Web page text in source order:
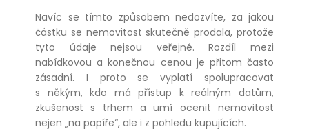
Navíc se tímto způsobem nedozvíte, za jakou
částku se nemovitost skutečně prodala, protože
tyto údaje nejsou veřejné. Rozdíl mezi
nabídkovou a konečnou cenou je přitom často
zásadní. I proto se vyplatí spolupracovat
s někým, kdo má přístup k reálným datům,
zkušenost s trhem a umí ocenit nemovitost
nejen „na papíře“, ale i z pohledu kupujících.